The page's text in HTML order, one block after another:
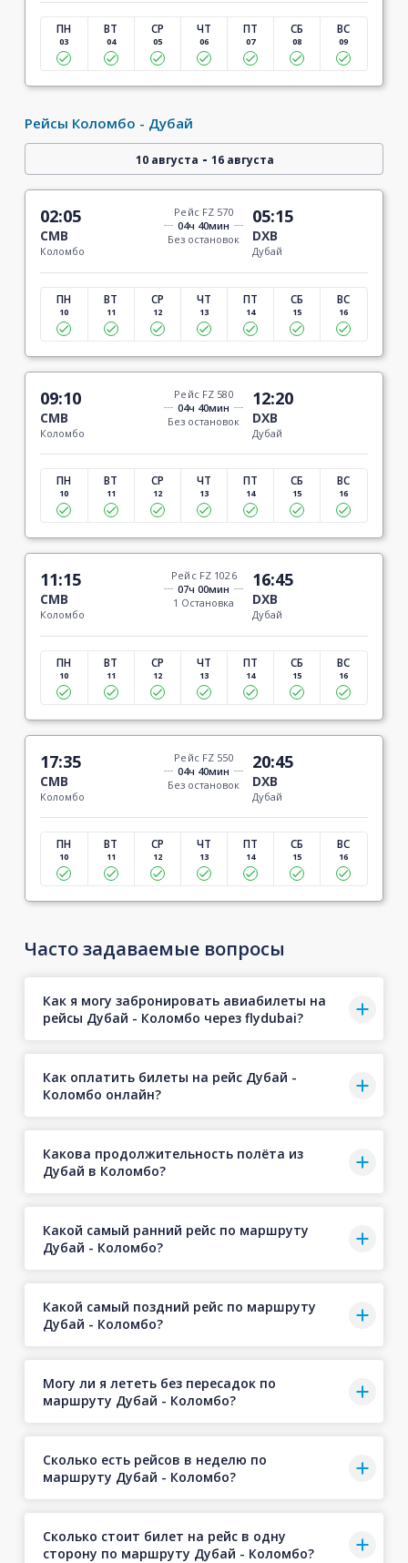
ПН
03
ВТ
04
СР
05
ЧТ
06
ПТ
07
СБ
08
ВС
09
Рейсы Коломбо - Дубай
10 августа - 16 августа
02:05
CMB
Коломбо
Рейс FZ 570
04ч 40мин
Без остановок
05:15
DXB
Дубай
ПН
10
ВТ
11
СР
12
ЧТ
13
ПТ
14
СБ
15
ВС
16
09:10
CMB
Коломбо
Рейс FZ 580
04ч 40мин
Без остановок
12:20
DXB
Дубай
ПН
10
ВТ
11
СР
12
ЧТ
13
ПТ
14
СБ
15
ВС
16
11:15
CMB
Коломбо
Рейс FZ 1026
07ч 00мин
1 Остановка
16:45
DXB
Дубай
ПН
10
ВТ
11
СР
12
ЧТ
13
ПТ
14
СБ
15
ВС
16
17:35
CMB
Коломбо
Рейс FZ 550
04ч 40мин
Без остановок
20:45
DXB
Дубай
ПН
10
ВТ
11
СР
12
ЧТ
13
ПТ
14
СБ
15
ВС
16
Часто задаваемые вопросы
Как я могу забронировать авиабилеты на
рейсы Дубай - Коломбо через flydubai?
Как оплатить билеты на рейс Дубай -
Коломбо онлайн?
Какова продолжительность полёта из
Дубай в Коломбо?
Какой самый ранний рейс по маршруту
Дубай - Коломбо?
Какой самый поздний рейс по маршруту
Дубай - Коломбо?
Могу ли я лететь без пересадок по
маршруту Дубай - Коломбо?
Сколько есть рейсов в неделю по
маршруту Дубай - Коломбо?
Сколько стоит билет на рейс в одну
сторону по маршруту Дубай - Коломбо?